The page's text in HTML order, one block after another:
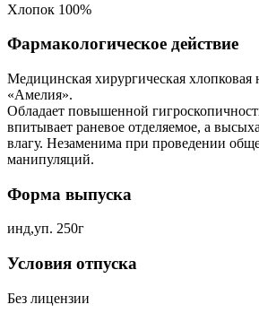
Хлопок 100%
Фармакологическое действие
Медицинская хирургическая хлопковая
«Амелия».
Обладает повышенной
впитывает раневое отделяемое, а
влагу. Незаменима при проведении
манипуляций.
Форма выпуска
инд,уп. 250г
Условия отпуска
Без лицензии